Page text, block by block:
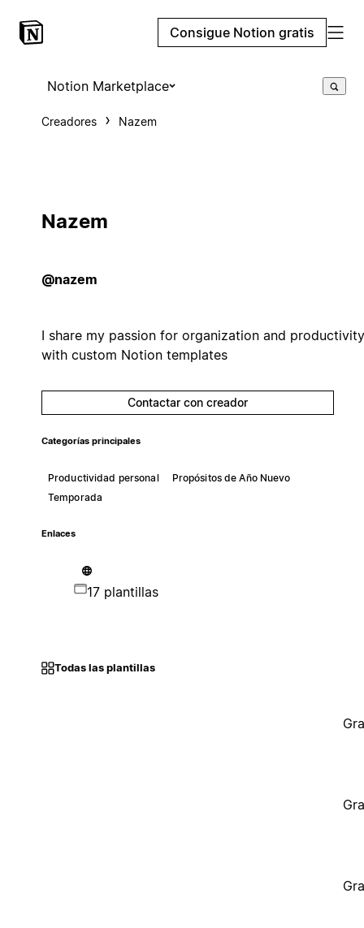
Consigue Notion gratis
Notion Marketplace
Creadores Nazem
Nazem
@nazem
I share my passion for organization and productivity
with custom Notion templates
Contactar con creador
Categorías principales
Productividad personal
Propósitos de Año Nuevo
Temporada
Enlaces
17 plantillas
Todas las plantillas